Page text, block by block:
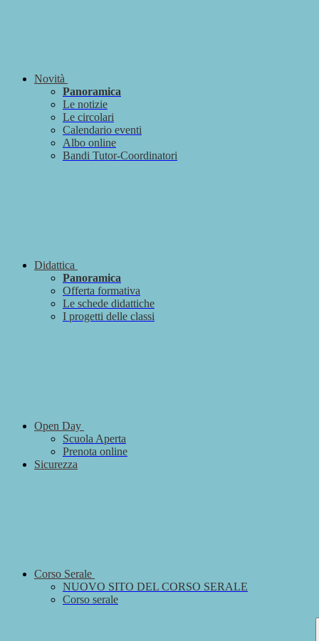
Novità
Panoramica
Le notizie
Le circolari
Calendario eventi
Albo online
Bandi Tutor-Coordinatori
Didattica
Panoramica
Offerta formativa
Le schede didattiche
I progetti delle classi
Open Day
Scuola Aperta
Prenota online
Sicurezza
Corso Serale
NUOVO SITO DEL CORSO SERALE
Corso serale